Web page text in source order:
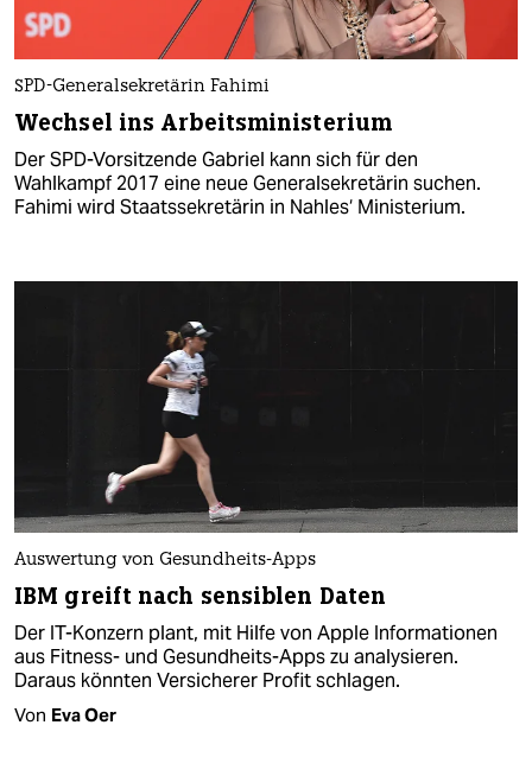
SPD-Generalsekretärin Fahimi
Wechsel ins Arbeitsministerium
Der SPD-Vorsitzende Gabriel kann sich für den
Wahlkampf 2017 eine neue Generalsekretärin suchen.
Fahimi wird Staatssekretärin in Nahles‘ Ministerium.
Auswertung von Gesundheits-Apps
IBM greift nach sensiblen Daten
Der IT-Konzern plant, mit Hilfe von Apple Informationen
aus Fitness- und Gesundheits-Apps zu analysieren.
Daraus könnten Versicherer Profit schlagen.
Von Eva Oer